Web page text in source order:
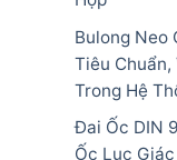
Bulong Neo
Tiêu Chuẩn,
Trong Hệ
Đai Ốc DIN
Ốc Lục